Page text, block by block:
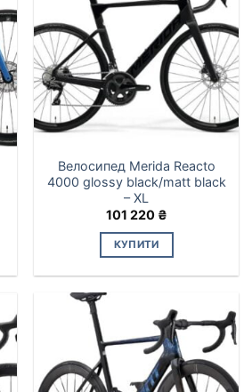
Велосипед Merida Reacto
4000 glossy black/matt blаck
– XL
101 220 ₴
КУПИТИ